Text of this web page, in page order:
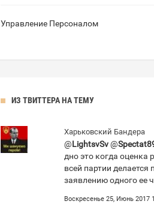
Управление Персоналом
ИЗ ТВИТТЕРА НА ТЕМУ
Харьковский Бандера
@LightsvSv@
дно это когда оценка
всей партии делается
заявлению одного ее
Воскресенье 25, Июнь 2017